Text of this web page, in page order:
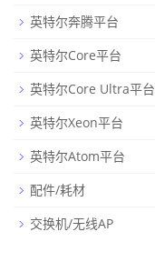
英特尔奔腾平台
英特尔Core平台
英特尔Core Ultra平台
英特尔Xeon平台
英特尔Atom平台
配件/耗材
交换机/无线AP